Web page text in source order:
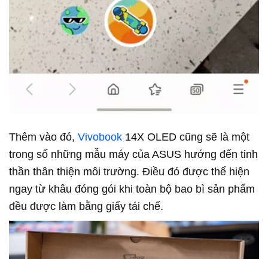
Thêm vào đó, Vivobook 14X OLED cũng sẽ là một
trong số những mẫu máy của ASUS hướng đến tinh
thần thân thiện môi trường. Điều đó được thể hiện
ngay từ khâu đóng gói khi toàn bộ bao bì sản phẩm
đều được làm bằng giấy tái chế.